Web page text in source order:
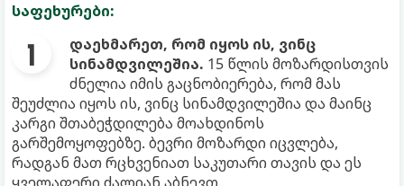
საფეხურები:
დაეხმარეთ, რომ იყოს ის, ვინც
სინამდვილეშია. 15 წლის მოზარდისთვის
ძნელია იმის გაცნობიერება, რომ მას
შეუძლია იყოს ის, ვინც სინამდვილეშია და მაინც
კარგი შთაბეჭდილება მოახდინოს
გარშემოყოფებზე. ბევრი მოზარდი იცვლება,
რადგან მათ რცხვენიათ საკუთარი თავის და ეს